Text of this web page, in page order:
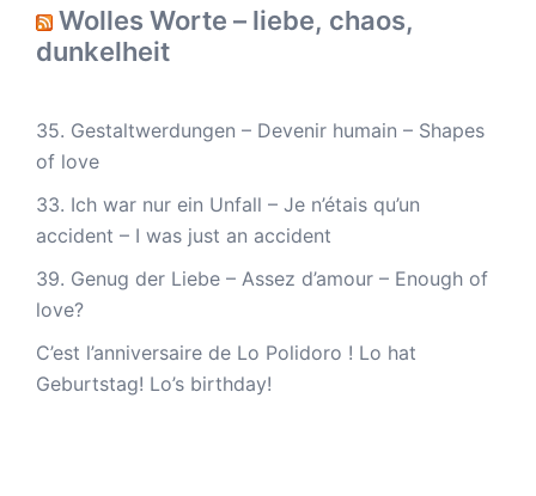
Wolles Worte – liebe, chaos,
dunkelheit
35. Gestaltwerdungen – Devenir humain – Shapes
of love
33. Ich war nur ein Unfall – Je n’étais qu’un
accident – I was just an accident
39. Genug der Liebe – Assez d’amour – Enough of
love?
C’est l’anniversaire de Lo Polidoro ! Lo hat
Geburtstag! Lo’s birthday!